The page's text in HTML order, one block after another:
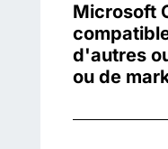
Microsoft
d'autres
ou de